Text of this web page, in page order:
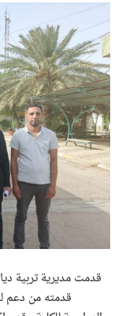
قدمت مديرية تربية
قدمته من دعم